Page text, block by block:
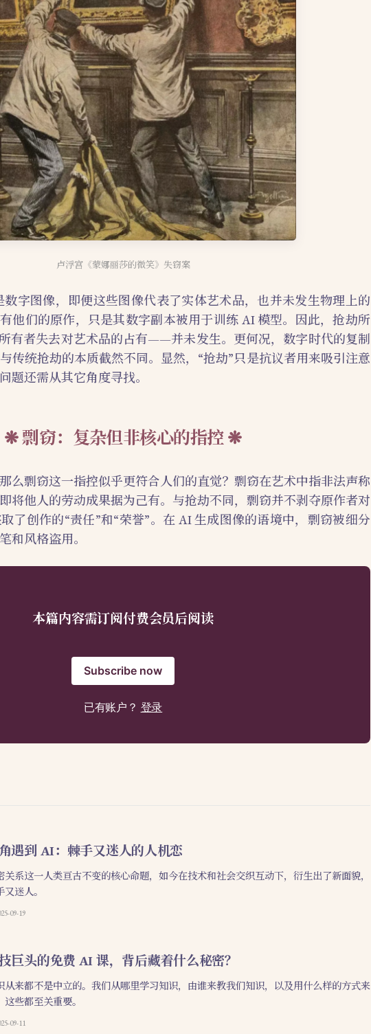
卢浮宫《蒙娜丽莎的微笑》失窃案
字图像，即便这些图像代表了实体艺术品，也并未发生物理上的
他们的原作，只是其数字副本被用于训练 AI 模型。因此，抢劫所
有者失去对艺术品的占有——并未发生。更何况，数字时代的复制
传统抢劫的本质截然不同。显然，“抢劫”只是抗议者用来吸引注意
题还需从其它角度寻找。
剽窃：复杂但非核心的指控
么剽窃这一指控似乎更符合人们的直觉？剽窃在艺术中指非法声称
将他人的劳动成果据为己有。与抢劫不同，剽窃并不剥夺原作者对
了创作的“责任”和“荣誉”。在 AI 生成图像的语境中，剽窃被细分
和风格盗用。
本篇内容需订阅付费会员后阅读
Subscribe now
已有账户？ 登录
遇到 AI：棘手又迷人的人机恋
关系这一人类亘古不变的核心命题，如今在技术和社会交织互动下，衍生出了新面貌，
又迷人。
09-19
巨头的免费 AI 课，背后藏着什么秘密？
从来都不是中立的。我们从哪里学习知识，由谁来教我们知识，以及用什么样的方式来
这些都至关重要。
09-11